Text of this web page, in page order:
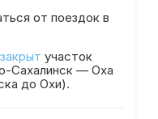
от поездок в
закрыт участок
Сахалинск — Оха
до Охи).